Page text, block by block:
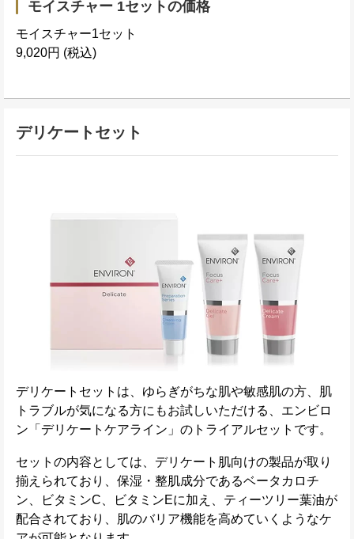
モイスチャー 1セットの価格
モイスチャー1セット
9,020円 (税込)
デリケートセット
デリケートセットは、ゆらぎがちな肌や敏感肌の方、肌
トラブルが気になる方にもお試しいただける、エンビロ
ン「デリケートケアライン」のトライアルセットです。
セットの内容としては、デリケート肌向けの製品が取り
揃えられており、保湿・整肌成分であるベータカロチ
ン、ビタミンC、ビタミンEに加え、ティーツリー葉油が
配合されており、肌のバリア機能を高めていくようなケ